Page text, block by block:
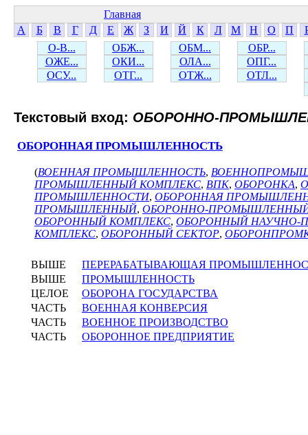
Главная
А
Б В Г Д Е Ж З И Й К Л М Н О П
О-В...
ОБЖ... ОБМ...
ОБР...
ОЖЕ...
ОКИ... ОЛА...
ОПГ...
ОСУ...
ОТГ... ОТЖ... ОТЛ...
Текстовый вход: ОБОРОННО-
ОБОРОННАЯ ПРОМЫШЛЕННОСТЬ
(ВОЕННАЯ ПРОМЫШЛЕННОСТЬ,
ПРОМЫШЛЕННЫЙ КОМПЛЕКС, ВПК, ОБОРОНКА,
ПРОМЫШЛЕННОСТИ, ОБОРОННАЯ
ПРОМЫШЛЕННЫЙ, ОБОРОННО-
ОБОРОННЫЙ КОМПЛЕКС, ОБОРОННЫЙ
КОМПЛЕКС, ОБОРОННЫЙ СЕКТОР,
ВЫШЕ
ПЕРЕРАБАТЫВАЮЩАЯ
ВЫШЕ
ПРОМЫШЛЕННОСТЬ
ЦЕЛОЕ
ОБОРОНА ГОСУДАРСТВА
ЧАСТЬ
ВОЕННАЯ КОНВЕРСИЯ
ЧАСТЬ
ВОЕННОЕ ПРОИЗВОДСТВО
ЧАСТЬ
ОБОРОННОЕ ПРЕДПРИЯТИЕ